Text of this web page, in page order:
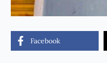
Facebook